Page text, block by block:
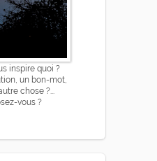
inspire quoi ?
un bon-mot,
chose ?...
vous ?